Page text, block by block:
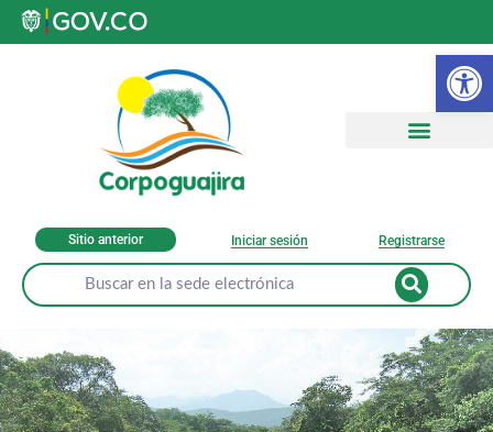
Sitio anterior Iniciar sesión Registrarse